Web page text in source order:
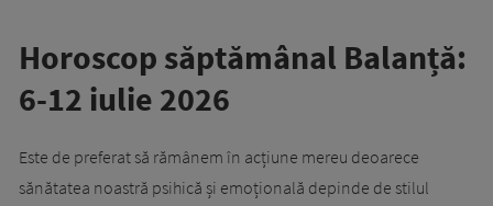
Horoscop săptămânal Balanță:
6-12 iulie 2026
Este de preferat să rămânem în acțiune mereu deoarece
sănătatea noastră psihică și emoțională depinde de stilul